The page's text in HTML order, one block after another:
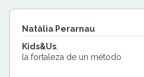
Natàlia Perarnau
Kids&Us
la fortaleza de un método